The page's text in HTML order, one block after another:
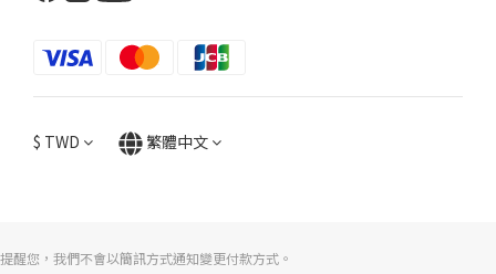
$ TWD 繁體中文
提醒您，我們不會以簡訊方式通知變更付款方式。